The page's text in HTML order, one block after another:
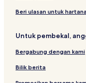
ta
t
n
k
a
w
Beri ulasan untuk
Untuk pembekal,
Bergabung dengan kami
Bilik berita